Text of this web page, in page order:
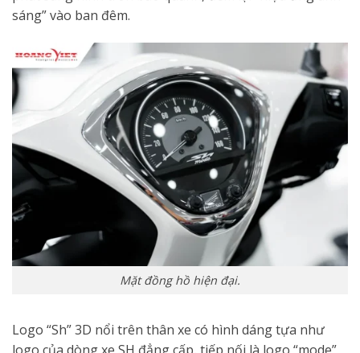
sáng” vào ban đêm.
Mặt đồng hồ hiện đại.
Logo “Sh” 3D nổi trên thân xe có hình dáng tựa như